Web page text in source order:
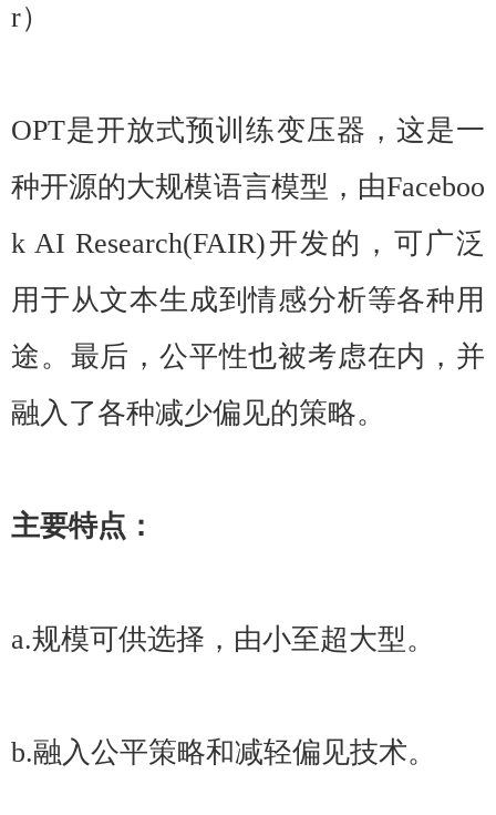
r）
OPT是开放式预训练变压器，这是一
种开源的大规模语言模型，由Faceboo
k AI Research(FAIR)开发的，可广泛
用于从文本生成到情感分析等各种用
途。最后，公平性也被考虑在内，并
融入了各种减少偏见的策略。
主要特点：
a.规模可供选择，由小至超大型。
b.融入公平策略和减轻偏见技术。